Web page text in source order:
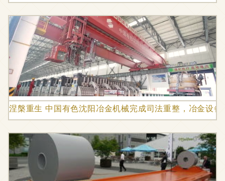
涅槃重生 中国有色沈阳冶金机械完成司法重整，冶金设